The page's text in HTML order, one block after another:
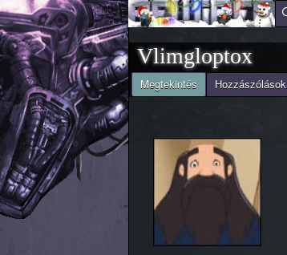
Főmenü
Jelenlegi hely
Vlimgloptox
Elsődleges fülek
Megtekintés
(aktív fül) Hozzászólások